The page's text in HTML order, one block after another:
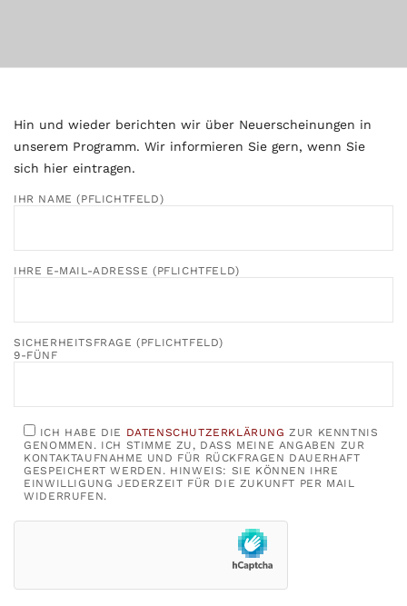
Hin und wieder berichten wir über Neuerscheinungen in
unserem Programm. Wir informieren Sie gern, wenn Sie
sich hier eintragen.
IHR NAME (PFLICHTFELD)
IHRE E-MAIL-ADRESSE (PFLICHTFELD)
SICHERHEITSFRAGE (PFLICHTFELD)
9-FÜNF
ICH HABE DIE DATENSCHUTZERKLÄRUNG ZUR KENNTNIS
GENOMMEN. ICH STIMME ZU, DASS MEINE ANGABEN ZUR
KONTAKTAUFNAHME UND FÜR RÜCKFRAGEN DAUERHAFT
GESPEICHERT WERDEN. HINWEIS: SIE KÖNNEN IHRE
EINWILLIGUNG JEDERZEIT FÜR DIE ZUKUNFT PER MAIL
WIDERRUFEN.